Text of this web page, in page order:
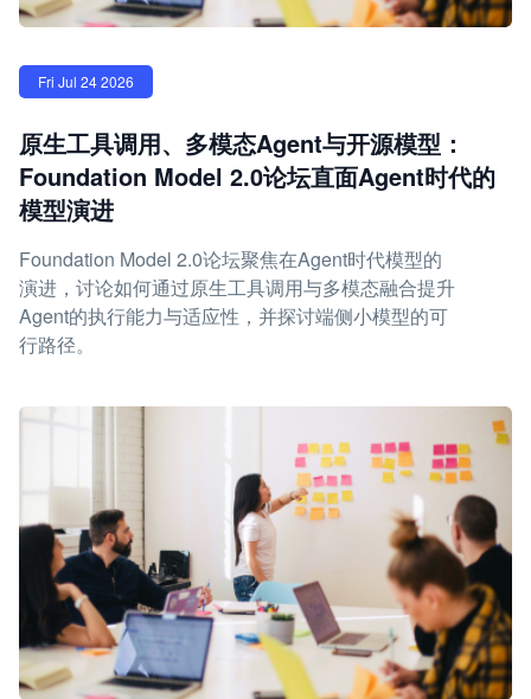
Fri Jul 24 2026
原生工具调用、多模态Agent与开源模型：
Foundation Model 2.0论坛直面Agent时代的
模型演进
Foundation Model 2.0论坛聚焦在Agent时代模型的
演进，讨论如何通过原生工具调用与多模态融合提升
Agent的执行能力与适应性，并探讨端侧小模型的可
行路径。